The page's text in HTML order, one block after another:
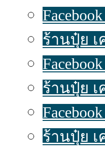
ร้านปุ๋ย
ร้านปุ๋ย
ร้านปุ๋ย